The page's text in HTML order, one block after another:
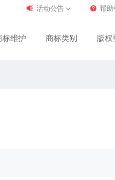
活动公告 帮助
标维护 商标类别 版权